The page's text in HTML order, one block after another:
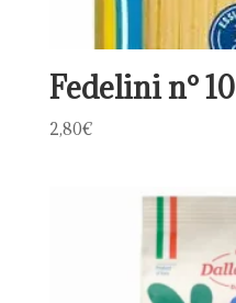
Fedelini n° 10
2,80€